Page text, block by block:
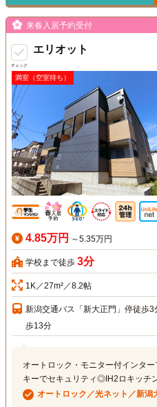
チェック
来春入居予約受付
エリオット
満室（空室待ち）
4.85万円 ～5.35万円
学校まで徒歩 3分
1K／27m²／8.2帖
新潟交通バス「新大正門」停徒歩
歩13分
オートロック・モニター付インタ
キーでセキュリティ◎IH2ロキッチ
オートロック／光ネット／新潟